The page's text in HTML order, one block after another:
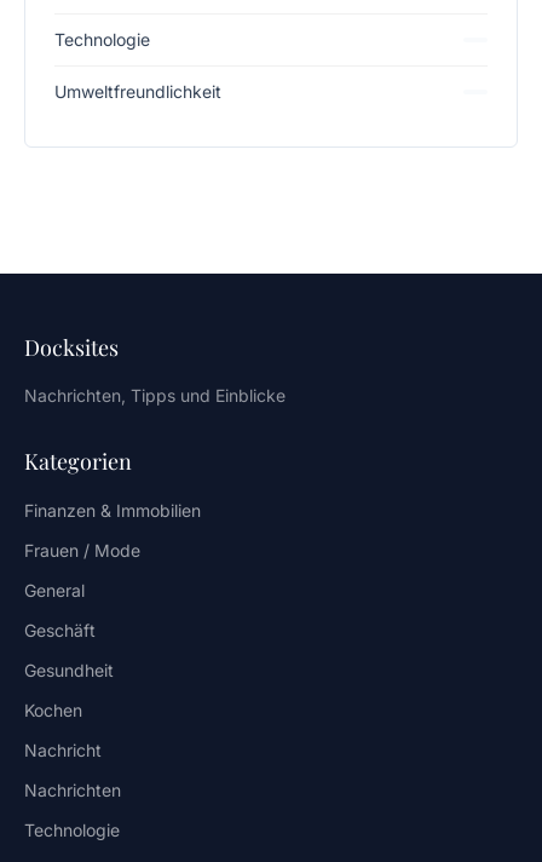
Technologie
Umweltfreundlichkeit
Docksites
Nachrichten, Tipps und Einblicke
Kategorien
Finanzen & Immobilien
Frauen / Mode
General
Geschäft
Gesundheit
Kochen
Nachricht
Nachrichten
Technologie